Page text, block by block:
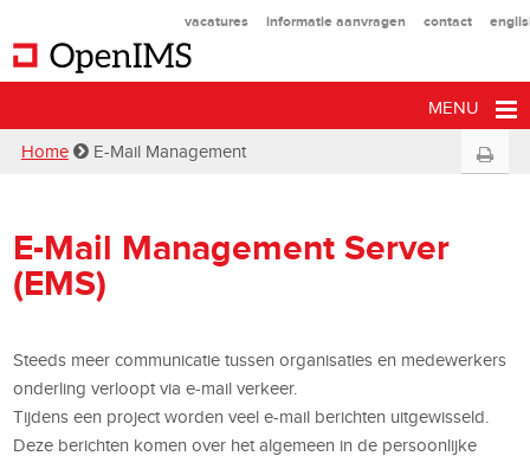
vacatures informatie aanvragen contact
MENU
Home E-Mail Management
E-Mail Management Server
(EMS)
Steeds meer communicatie tussen organisaties en medewerkers
onderling verloopt via e-mail verkeer.
Tijdens een project worden veel e-mail berichten uitgewisseld.
Deze berichten komen over het algemeen in de persoonlijke